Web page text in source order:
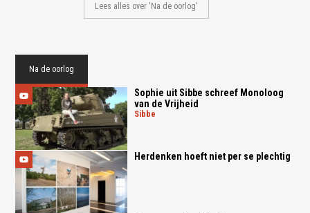
Lees alles over 'Na de oorlog'
Na de oorlog
Sophie uit Sibbe schreef Monoloog
van de Vrijheid
sibbe
Herdenken hoeft niet per se plechtig